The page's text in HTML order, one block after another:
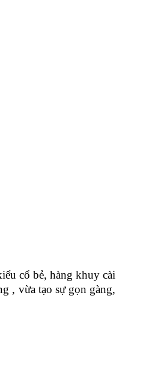
cổ bẻ, hàng khuy cài
, vừa tạo sự gọn gàng,